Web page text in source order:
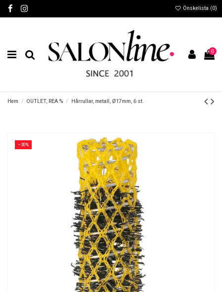
Önskelista (0)
0
Hem OUTLET, REA % Hårrullar, metall, Ø17mm, 6 st.
−30%